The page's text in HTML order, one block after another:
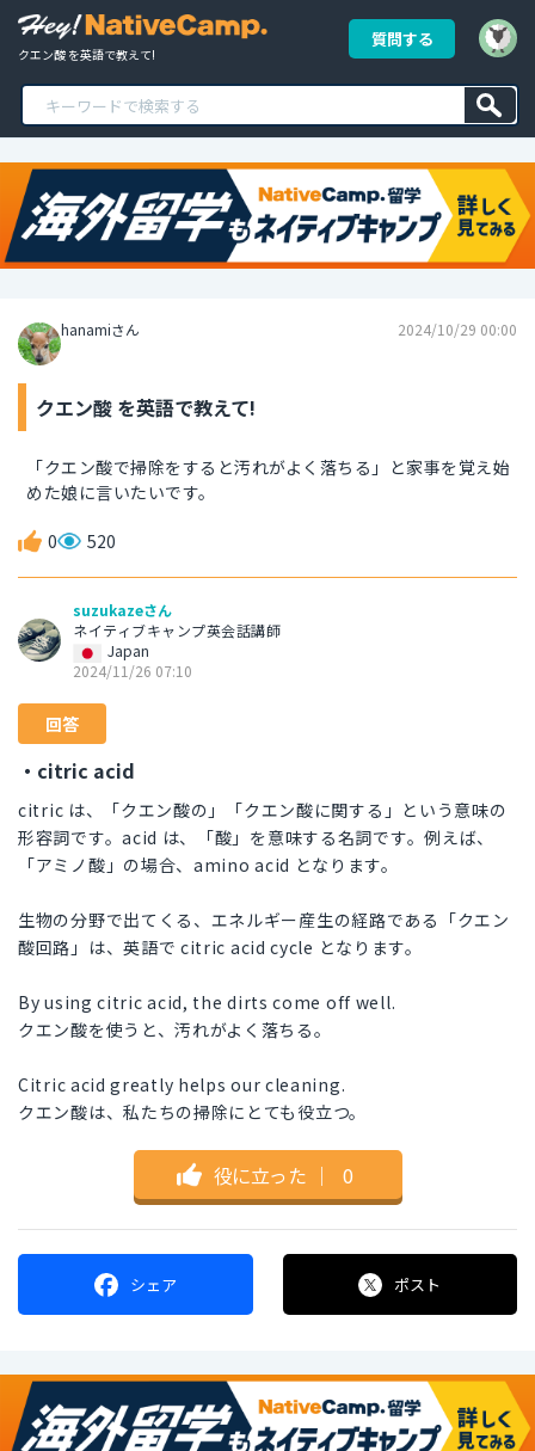
クエン酸 を英語で教えて!
質問する
hanamiさん 2024/10/29 00:00
クエン酸 を英語で教えて!
「クエン酸で掃除をすると汚れがよく落ちる」と家事を覚え始
めた娘に言いたいです。
0 520
suzukazeさん
ネイティブキャンプ英会話講師
Japan
2024/11/26 07:10
回答
・citric acid
citric は、「クエン酸の」「クエン酸に関する」という意味の
形容詞です。acid は、「酸」を意味する名詞です。例えば、
「アミノ酸」の場合、amino acid となります。
生物の分野で出てくる、エネルギー産生の経路である「クエン
酸回路」は、英語で citric acid cycle となります。
By using citric acid, the dirts come off well.
クエン酸を使うと、汚れがよく落ちる。
Citric acid greatly helps our cleaning.
クエン酸は、私たちの掃除にとても役立つ。
役に立った ｜ 0
シェア ポスト